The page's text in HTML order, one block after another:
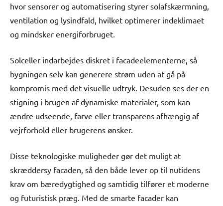
hvor sensorer og automatisering styrer solafskærmning,
ventilation og lysindfald, hvilket optimerer indeklimaet
og mindsker energiforbruget.
Solceller indarbejdes diskret i facadeelementerne, så
bygningen selv kan generere strøm uden at gå på
kompromis med det visuelle udtryk. Desuden ses der en
stigning i brugen af dynamiske materialer, som kan
ændre udseende, farve eller transparens afhængig af
vejrforhold eller brugerens ønsker.
Disse teknologiske muligheder gør det muligt at
skræddersy facaden, så den både lever op til nutidens
krav om bæredygtighed og samtidig tilfører et moderne
og futuristisk præg. Med de smarte facader kan